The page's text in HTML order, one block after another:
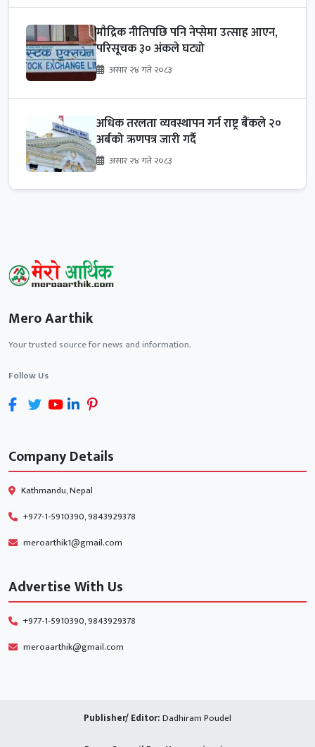
मौद्रिक नीतिपछि पनि नेप्सेमा उत्साह आएन,
परिसूचक ३० अंकले घट्यो
असार २४ गते २०८३
अधिक तरलता व्यवस्थापन गर्न राष्ट्र बैंकले २०
अर्बको ऋणपत्र जारी गर्दै
असार २४ गते २०८३
Mero Aarthik
Your trusted source for news and information.
Follow Us
Company Details
Kathmandu, Nepal
+977-1-5910390, 9843929378
meroarthik1@gmail.com
Advertise With Us
+977-1-5910390, 9843929378
meroaarthik@gmail.com
Publisher/ Editor:Dadhiram Poudel